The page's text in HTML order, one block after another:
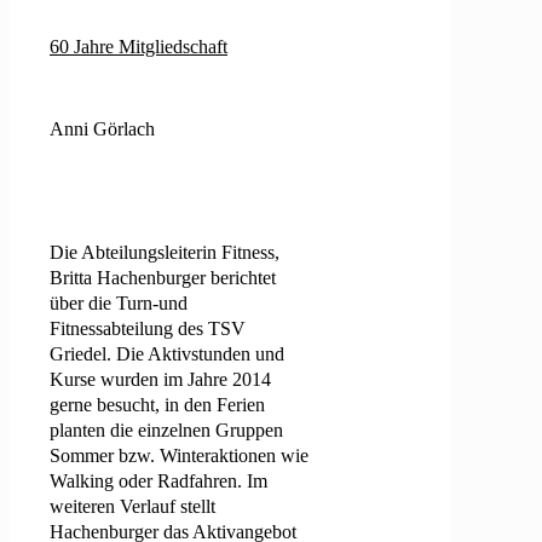
60 Jahre Mitgliedschaft
Anni Görlach
Die Abteilungsleiterin Fitness,
Britta Hachenburger berichtet
über die Turn-und
Fitnessabteilung des TSV
Griedel. Die Aktivstunden und
Kurse wurden im Jahre 2014
gerne besucht, in den Ferien
planten die einzelnen Gruppen
Sommer bzw. Winteraktionen wie
Walking oder Radfahren. Im
weiteren Verlauf stellt
Hachenburger das Aktivangebot